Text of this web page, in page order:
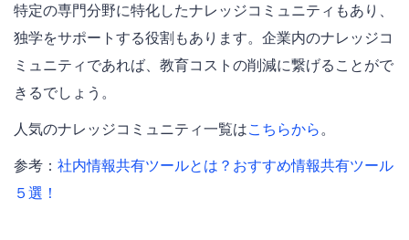
特定の専門分野に特化したナレッジコミュニティもあり、
独学をサポートする役割もあります。企業内のナレッジコ
ミュニティであれば、教育コストの削減に繋げることがで
きるでしょう。
人気のナレッジコミュニティ一覧はこちらから。
参考： 社内情報共有ツールとは？おすすめ情報共有ツール
５選！